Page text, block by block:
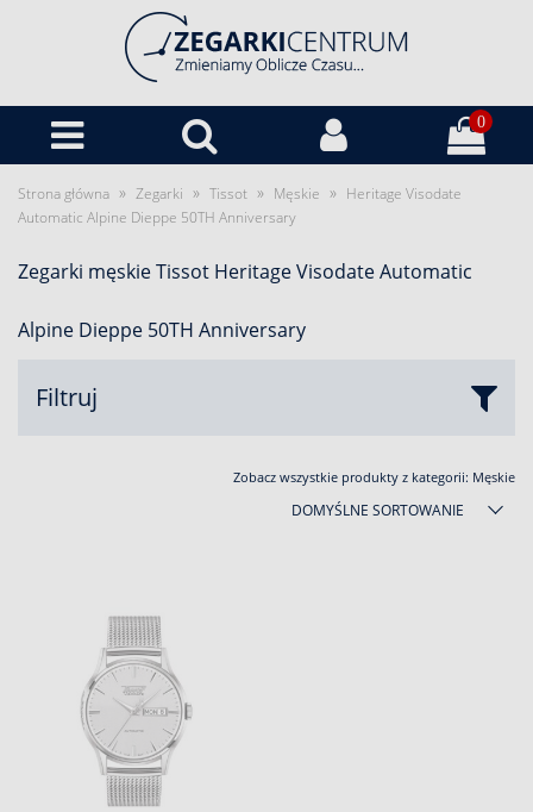
0
Strona główna » Zegarki » Tissot » Męskie » Heritage Visodate
Automatic Alpine Dieppe 50TH Anniversary
Zegarki męskie Tissot Heritage Visodate Automatic
Alpine Dieppe 50TH Anniversary
Filtruj
Zobacz wszystkie produkty z kategorii: Męskie
DOMYŚLNE SORTOWANIE